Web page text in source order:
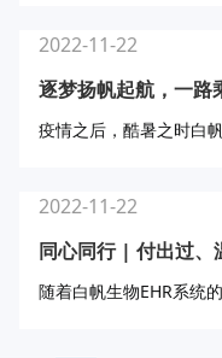
2022-11-22
2022-11-22